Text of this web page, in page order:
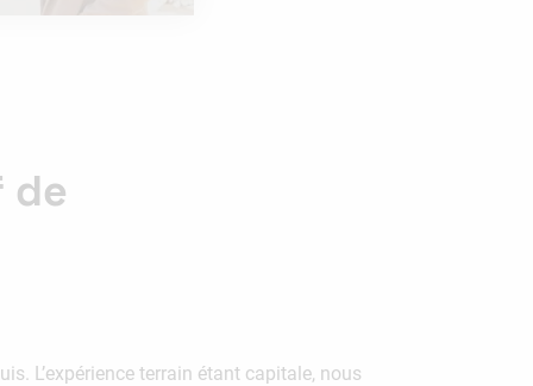
de
L’expérience terrain étant capitale, nous